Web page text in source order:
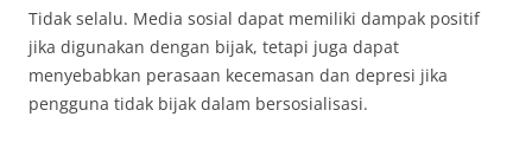
Tidak selalu. Media sosial dapat memiliki dampak positif
jika digunakan dengan bijak, tetapi juga dapat
menyebabkan perasaan kecemasan dan depresi jika
pengguna tidak bijak dalam bersosialisasi.